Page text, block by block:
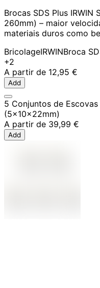
Brocas SDS Plus IRWIN
260mm) – maior
materiais duros como
BricolageIRWINBroca
+2
A partir de 12,95 €
Add
5 Conjuntos de
(5x10x22mm)
A partir de 39,99 €
Add